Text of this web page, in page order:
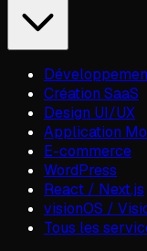
Création SaaS
Design UI/UX
Application
E-commerce
WordPress
React / Next.js
visionOS /
Tous les